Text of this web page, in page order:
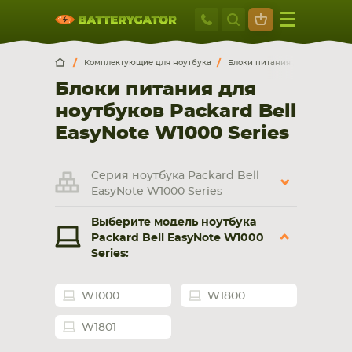
Москва
+7 495 414
Москва Санкт-Петербург
г. Москва, ул. Ткацкая, 5с3 (м. Семеновская)
5 мин. ходьбы от ст.м. “Семеновская”
+7 495 414 28 59
9:00-21:00
смартфона, планшета
Комплектующие для ноутбука Блоки питания для
Блоки питания для
ноутбуков Packard Bell
EasyNote W1000 Series
Серия ноутбука Packard Bell
EasyNote W1000 Series
Выберите модель ноутбука
Packard Bell EasyNote W1000
Series:
W1000 W1800
W1801